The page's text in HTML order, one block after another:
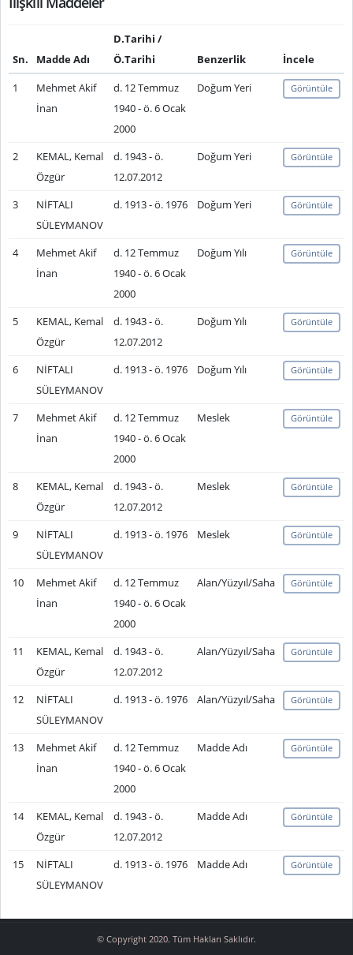
Sn. Madde Adı
D.Tarihi /
Ö.Tarihi
Benzerlik
İncele
1
Mehmet Akif
İnan
d. 12 Temmuz
1940 - ö. 6 Ocak
2000
Doğum Yeri Görüntüle
2
KEMAL, Kemal
Özgür
d. 1943 - ö.
12.07.2012
Doğum Yeri Görüntüle
3
NİFTALI
SÜLEYMANOV
d. 1913 - ö. 1976 Doğum Yeri Görüntüle
4
Mehmet Akif
İnan
d. 12 Temmuz
1940 - ö. 6 Ocak
2000
Doğum Yılı Görüntüle
5
KEMAL, Kemal
Özgür
d. 1943 - ö.
12.07.2012
Doğum Yılı Görüntüle
6
NİFTALI
SÜLEYMANOV
d. 1913 - ö. 1976 Doğum Yılı Görüntüle
7
Mehmet Akif
İnan
d. 12 Temmuz
1940 - ö. 6 Ocak
2000
Meslek Görüntüle
8
KEMAL, Kemal
Özgür
d. 1943 - ö.
12.07.2012
Meslek Görüntüle
9
NİFTALI
SÜLEYMANOV
d. 1913 - ö. 1976 Meslek Görüntüle
10
Mehmet Akif
İnan
d. 12 Temmuz
1940 - ö. 6 Ocak
2000
Alan/Yüzyıl/Saha Görüntüle
11
KEMAL, Kemal
Özgür
d. 1943 - ö.
12.07.2012
Alan/Yüzyıl/Saha Görüntüle
12
NİFTALI
SÜLEYMANOV
d. 1913 - ö. 1976 Alan/Yüzyıl/Saha Görüntüle
13
Mehmet Akif
İnan
d. 12 Temmuz
1940 - ö. 6 Ocak
2000
Madde Adı Görüntüle
14
KEMAL, Kemal
Özgür
d. 1943 - ö.
12.07.2012
Madde Adı Görüntüle
15
NİFTALI
SÜLEYMANOV
d. 1913 - ö. 1976 Madde Adı Görüntüle
© Copyright 2020. Tüm Hakları Saklıdır.